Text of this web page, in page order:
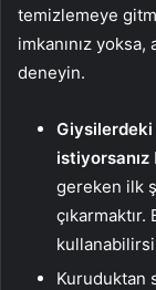
temizlemeye
imkanınız
deneyin.
Giysilerdeki
istiyorsanız
gereken ilk
Kuruduktan